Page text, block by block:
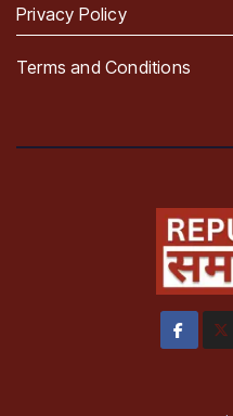
Privacy Policy
Terms and Conditions